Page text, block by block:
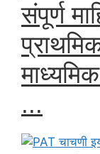
संपूर्ण
...